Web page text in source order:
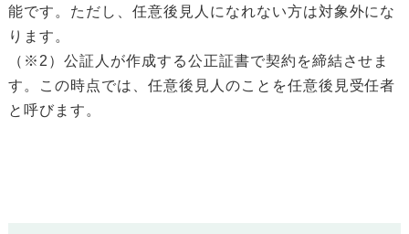
能です。ただし、任意後見人になれない方は対象外にな
ります。
（※2）公証人が作成する公正証書で契約を締結させま
す。この時点では、任意後見人のことを任意後見受任者
と呼びます。